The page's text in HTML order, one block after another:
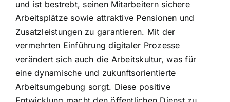
und ist bestrebt, seinen Mitarbeitern sichere
Arbeitsplätze sowie attraktive Pensionen und
Zusatzleistungen zu garantieren. Mit der
vermehrten Einführung digitaler Prozesse
verändert sich auch die Arbeitskultur, was für
eine dynamische und zukunftsorientierte
Arbeitsumgebung sorgt. Diese positive